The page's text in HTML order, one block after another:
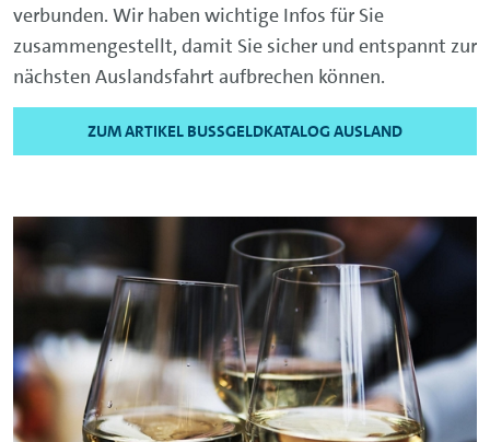
verbunden. Wir haben wichtige Infos für Sie
zusammengestellt, damit Sie sicher und entspannt zur
nächsten Auslandsfahrt aufbrechen können.
ZUM ARTIKEL BUSSGELDKATALOG AUSLAND